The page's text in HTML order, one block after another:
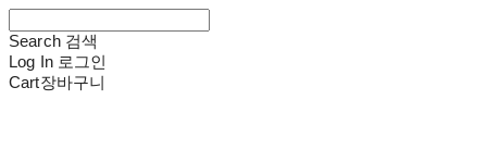
Search 검색
Log In 로그인
Cart장바구니